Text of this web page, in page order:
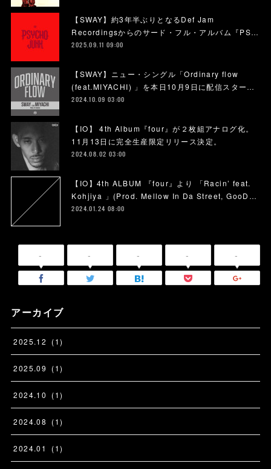
【SWAY】約3年半ぶりとなるDef Jam
Recordingsからのサード・フル・アルバム『PS…
2025.09.11 09:00
【SWAY】ニュー・シングル「Ordinary flow
(feat.MIYACHI) 」を本日10月9日に配信スター…
2024.10.09 03:00
【IO】 4th Album『four』が２枚組アナログ化。
11月13日に完全生産限定リリース決定。
2024.08.02 03:00
【IO】4th ALBUM 『four』より 「Racin’ feat.
Kohjiya 」(Prod. Mellow In Da Street, GooD…
2024.01.24 08:00
- - - - -
アーカイブ
2025.12 (1)
2025.09 (1)
2024.10 (1)
2024.08 (1)
2024.01 (1)